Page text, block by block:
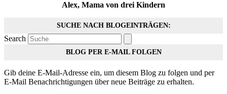
Alex, Mama von drei Kindern
SUCHE NACH BLOGEINTRÄGEN:
Search
BLOG PER E-MAIL FOLGEN
Gib deine E-Mail-Adresse ein, um diesem Blog zu folgen und per
E-Mail Benachrichtigungen über neue Beiträge zu erhalten.